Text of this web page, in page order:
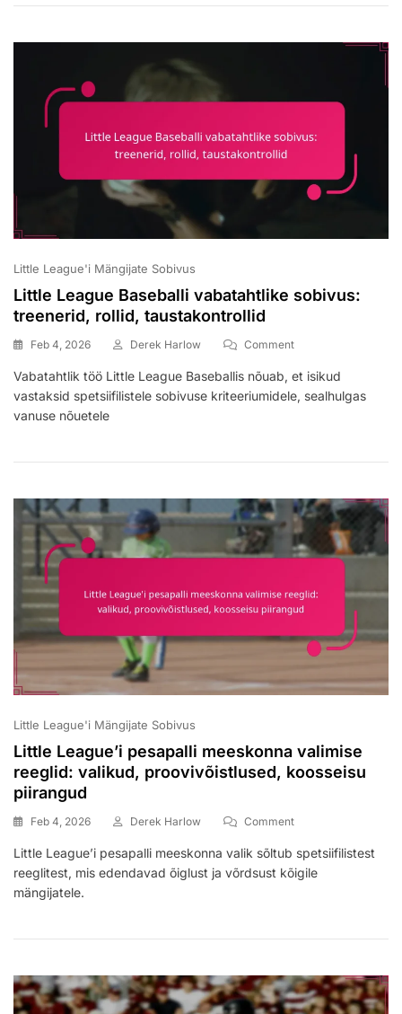
Lõpetamine,
Little League'i Mängijate Sobivus
Little League Baseballi vabatahtlike sobivus:
treenerid, rollid, taustakontrollid
Feb 4, 2026 Derek Harlow CommentOn
League
Baseballi
Rollid,
Vabatahtlik töö Little League Baseballis nõuab, et isikud
vastaksid spetsiifilistele sobivuse kriteeriumidele, sealhulgas
vanuse nõuetele
Little League'i Mängijate Sobivus
Little League’i pesapalli meeskonna valimise
reeglid: valikud, proovivõistlused, koosseisu
piirangud
Feb 4, 2026 Derek Harlow CommentOn
League’i
Pesapalli
Valikud,
Koosseisu
Piirangud
Little League’i pesapalli meeskonna valik sõltub spetsiifilistest
reeglitest, mis edendavad õiglust ja võrdsust kõigile
mängijatele.